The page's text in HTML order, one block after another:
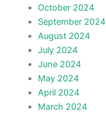
October 2024
September 2024
August 2024
July 2024
June 2024
May 2024
April 2024
March 2024